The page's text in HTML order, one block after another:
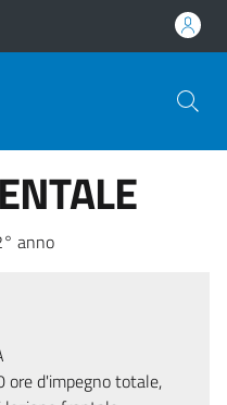
anno
ore d'impegno totale,